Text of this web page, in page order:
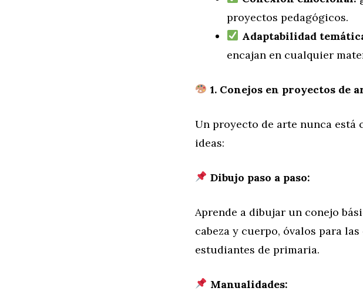
proyectos pedagógicos.
Adaptabilidad
encajan en cualquier
1. Conejos en proyectos de
Un proyecto de arte nunca está
ideas:
Dibujo paso a paso:
Aprende a dibujar un conejo
cabeza y cuerpo, óvalos para
estudiantes de primaria.
Manualidades: